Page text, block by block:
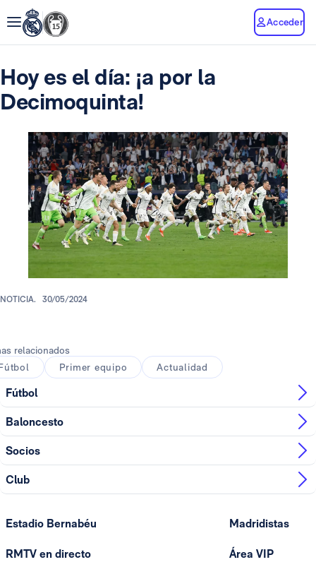
Acceder
Hoy es el día: ¡a por la
Decimoquinta!
NOTICIA. 30/05/2024
relacionados
Primer equipo Actualidad
Fútbol
Baloncesto
Socios
Club
Estadio Bernabéu
RMTV en directo
Madridistas
Área VIP